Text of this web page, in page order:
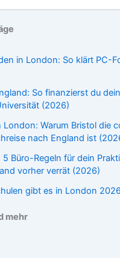
in London: So klärt PC-
So finanzierst du
(2026)
London: Warum Bristol die
nach England ist
5 Büro-Regeln für dein
vorher verrät (2026)
gibt es in London
mehr